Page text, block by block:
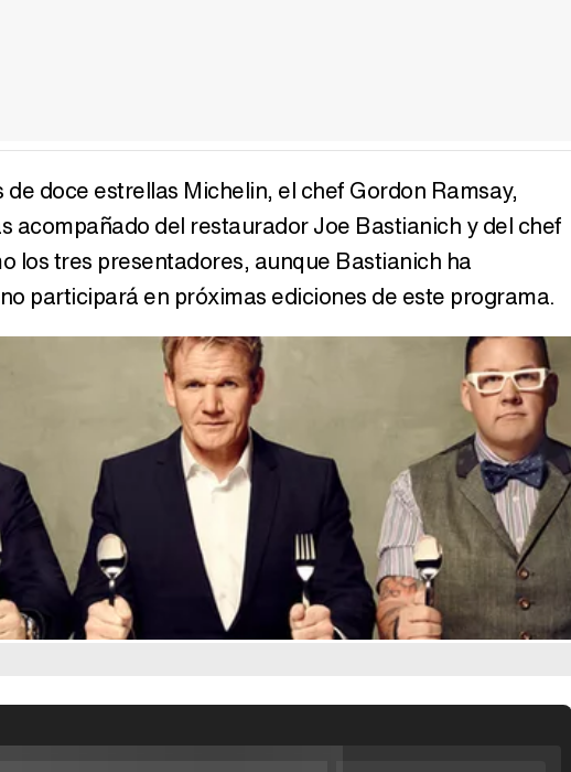
doce estrellas Michelin, el chef Gordon Ramsay,
acompañado del restaurador Joe Bastianich y del chef
los tres presentadores, aunque Bastianich ha
participará en próximas ediciones de este programa.